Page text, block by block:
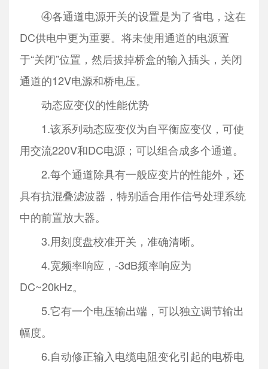
④各通道电源开关的设置是为了省电，这在
DC供电中更为重要。将未使用通道的电源置
于“关闭”位置，然后拔掉桥盒的输入插头，关闭
通道的12V电源和桥电压。
动态应变仪的性能优势
1.该系列动态应变仪为自平衡应变仪，可使
用交流220V和DC电源；可以组合成多个通道。
2.每个通道除具有一般应变片的性能外，还
具有抗混叠滤波器，特别适合用作信号处理系统
中的前置放大器。
3.用刻度盘校准开关，准确清晰。
4.宽频率响应，-3dB频率响应为
DC~20kHz。
5.它有一个电压输出端，可以独立调节输出
幅度。
6.自动修正输入电缆电阻变化引起的电桥电